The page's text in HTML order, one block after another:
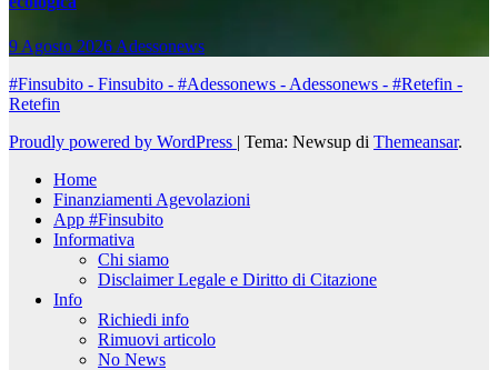
9 Agosto 2026 Adessonews
#Finsubito - Finsubito - #Adessonews - Adessonews - #Retefin -
Retefin
Proudly powered by WordPress | Tema: Newsup di Themeansar.
Home
Finanziamenti Agevolazioni
App #Finsubito
Informativa
Chi siamo
Disclaimer Legale e Diritto di Citazione
Info
Richiedi info
Rimuovi articolo
No News